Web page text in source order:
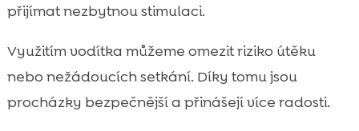
přijímat nezbytnou stimulaci.
Využitím vodítka můžeme omezit riziko útěku
nebo nežádoucích setkání. Díky tomu jsou
procházky bezpečnější a přinášejí více radosti.